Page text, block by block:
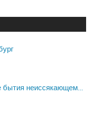
бытия неиссякающем…